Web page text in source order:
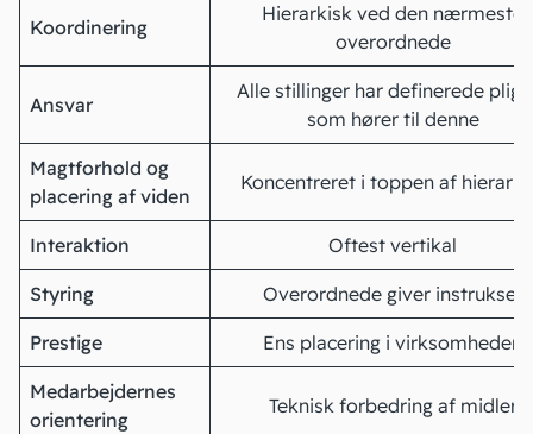
Koordinering
Hierarkisk ved den nærmeste
overordnede
Ansvar
Alle stillinger har definerede
som hører til denne
Magtforhold og
placering af viden
Koncentreret i toppen af
Interaktion Oftest vertikal
Styring Overordnede giver instrukser
Prestige Ens placering i virksomheden
Medarbejdernes
orientering
Teknisk forbedring af midler